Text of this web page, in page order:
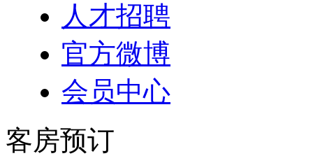
人才招聘
官方微博
会员中心
客房预订